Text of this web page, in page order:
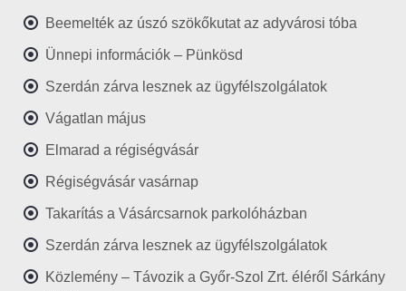
Beemelték az úszó szökőkutat az adyvárosi tóba
Ünnepi információk – Pünkösd
Szerdán zárva lesznek az ügyfélszolgálatok
Vágatlan május
Elmarad a régiségvásár
Régiségvásár vasárnap
Takarítás a Vásárcsarnok parkolóházban
Szerdán zárva lesznek az ügyfélszolgálatok
Közlemény – Távozik a Győr-Szol Zrt. éléről Sárkány